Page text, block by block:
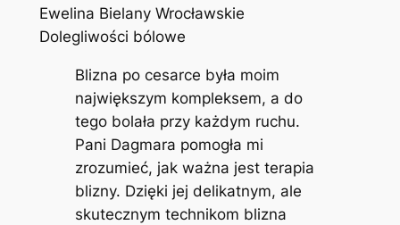
Ewelina Bielany Wrocławskie
Dolegliwości bólowe
Blizna po cesarce była moim
największym kompleksem, a do
tego bolała przy każdym ruchu.
Pani Dagmara pomogła mi
zrozumieć, jak ważna jest terapia
blizny. Dzięki jej delikatnym, ale
skutecznym technikom blizna